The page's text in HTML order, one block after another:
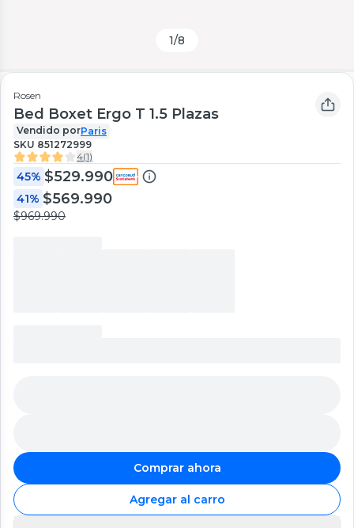
1/8
Rosen
Bed Boxet Ergo T 1.5 Plazas
Vendido porParis
SKU 851272999
4(1)
45% $529.990
41% $569.990
$969.990
Comprar ahora
Agregar al carro